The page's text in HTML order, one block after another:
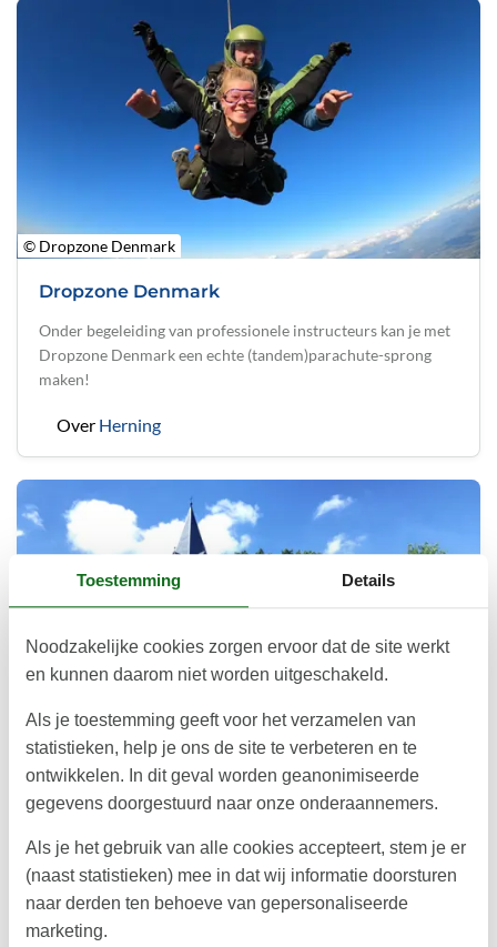
© Dropzone Denmark
Dropzone Denmark
Onder begeleiding van professionele instructeurs kan je met
Dropzone Denmark een echte (tandem)parachute-sprong
maken!
Over Herning
Een verborgen parel: Herning
Herning: een geweldige ontdekking midden in Jutland Wie
aan Denemarken denkt, droomt vaak weg bij de witte
stranden van de westkust, kleurrijke huisjes in Kopenhagen
of …
OverHerning
Toestemming Details
Noodzakelijke cookies zorgen ervoor dat de site werkt
en kunnen daarom niet worden uitgeschakeld.
Als je toestemming geeft voor het verzamelen van
statistieken, help je ons de site te verbeteren en te
ontwikkelen. In dit geval worden geanonimiseerde
gegevens doorgestuurd naar onze onderaannemers.
Als je het gebruik van alle cookies accepteert, stem je er
(naast statistieken) mee in dat wij informatie doorsturen
naar derden ten behoeve van gepersonaliseerde
marketing.